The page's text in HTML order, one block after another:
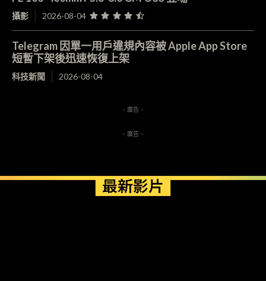
攝影 2026-08-04
Telegram 因單一用戶違規內容被 Apple App Store
短暫下架後迅速恢復上架
科技新聞 2026-08-04
- 廣告 -
- 廣告 -
最新影片